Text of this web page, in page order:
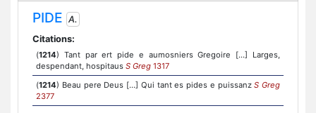
PIDE A.
Citations:
(1214) Tant par ert pide e aumosniers Gregoire [...] Larges,
despendant, hospitaus S Greg 1317
(1214) Beau pere Deus [...] Qui tant es pides e puissanzS Greg
2377